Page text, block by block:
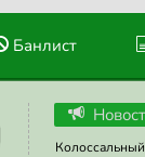
Банлист